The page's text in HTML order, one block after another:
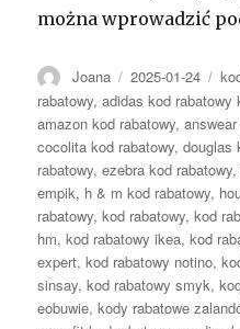
można wprowadzić
Autor
Joana Opublikowano
2025-01-24
rabatowy,adidas kod rabatowy
amazon kod rabatowy,
cocolita kod rabatowy,douglas
rabatowy,ezebra kod rabatowy
empik, h & m kod rabatowy,
rabatowy,kod rabatowy,kod
hm,kod rabatowy ikea,kod
expert,kod rabatowy notino,
sinsay,kod rabatowy smyk,
eobuwie,kody rabatowe